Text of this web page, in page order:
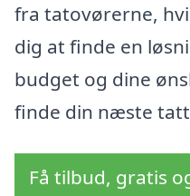
fra tatovørerne,
dig at finde en
budget og dine
finde din næste
Få tilbud, gratis